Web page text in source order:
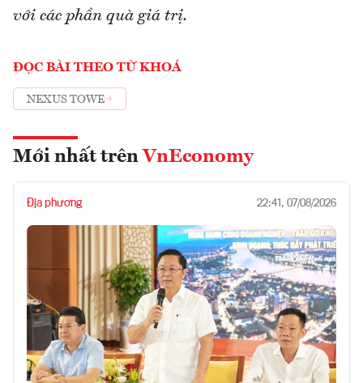
với các phần quà giá trị.
ĐỌC BÀI THEO TỪ KHOÁ
NEXUS TOWE
Mới nhất trên VnEconomy
Địa phương 22:41, 07/08/2026